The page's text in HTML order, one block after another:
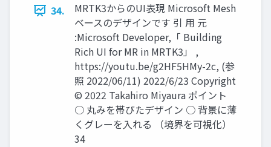
34.
MRTK3からのUI表現 Microsoft Mesh
ベースのデザインです 引 用 元
:Microsoft Developer,「 Building
Rich UI for MR in MRTK3」 ,
https://youtu.be/g2HF5HMy-2c, (参
照 2022/06/11) 2022/6/23 Copyright
© 2022 Takahiro Miyaura ポイント
○ 丸みを帯びたデザイン ○ 背景に薄
くグレーを入れる （境界を可視化）
34